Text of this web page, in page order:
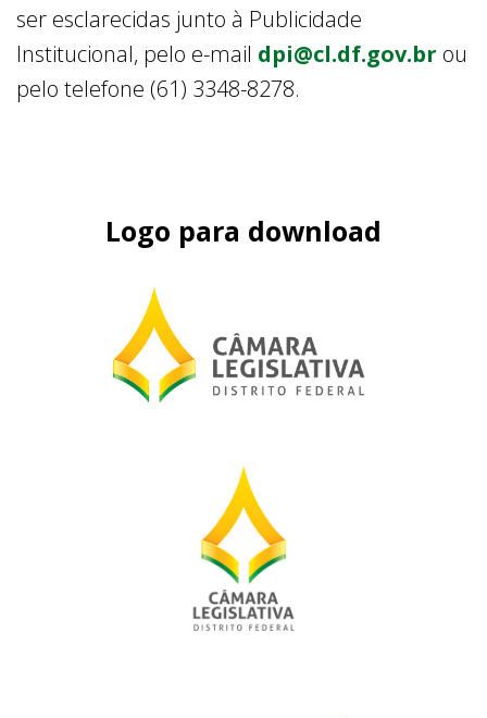
ser esclarecidas junto à Publicidade
Institucional, pelo e-mail dpi@cl.df.gov.br ou
pelo telefone (61) 3348-8278.
Logo para download